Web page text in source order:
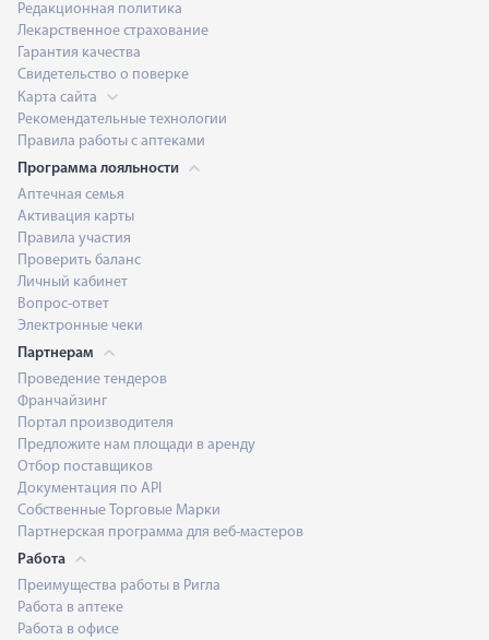
Редакционная политика
Лекарственное страхование
Гарантия качества
Свидетельство о поверке
Карта сайта
Рекомендательные технологии
Правила работы с аптеками
Программа лояльности
Аптечная семья
Активация карты
Правила участия
Проверить баланс
Личный кабинет
Вопрос-ответ
Электронные чеки
Партнерам
Проведение тендеров
Франчайзинг
Портал производителя
Предложите нам площади в аренду
Отбор поставщиков
Документация по API
Собственные Торговые Марки
Партнерская программа для веб-мастеров
Работа
Преимущества работы в Ригла
Работа в аптеке
Работа в офисе